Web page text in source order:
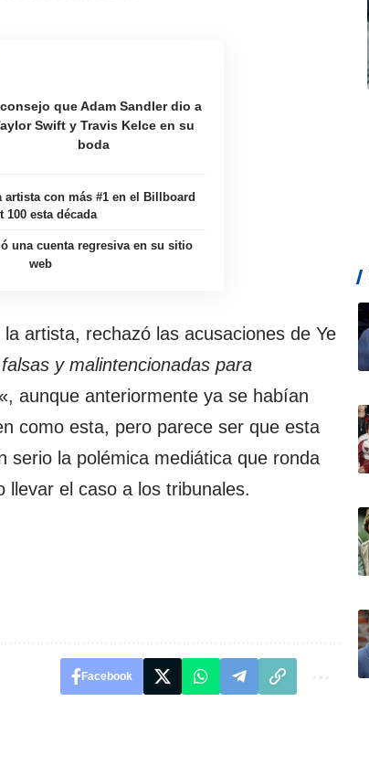
que Adam Sandler dio a
Swift y Travis Kelce en su
boda
artista con más #1 en el Billboard
100 esta década
una cuenta regresiva en su sitio
web
artista, rechazó las acusaciones de Ye
y malintencionadas para
«, aunque anteriormente ya se habían
como esta, pero parece ser que esta
serio la polémica mediática que ronda
llevar el caso a los tribunales.
Facebook